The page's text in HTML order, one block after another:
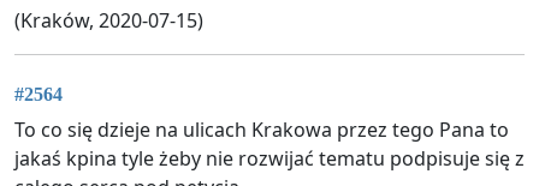
(Kraków, 2020-07-15)
#2564
To co się dzieje na ulicach Krakowa przez tego Pana to
jakaś kpina tyle żeby nie rozwijać tematu podpisuje się z